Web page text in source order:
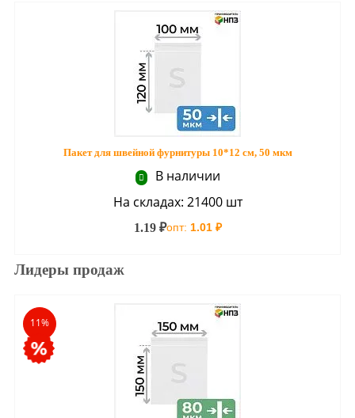
Пакет для швейной фурнитуры 10*12 см, 50 мкм
В наличии
На складах: 21400 шт
1.19 ₽опт: 1.01 ₽
Лидеры продаж
11%